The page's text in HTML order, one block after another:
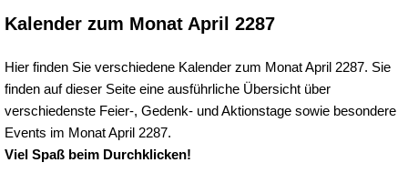
Kalender zum Monat April 2287
Hier finden Sie verschiedene Kalender zum Monat April 2287. Sie
finden auf dieser Seite eine ausführliche Übersicht über
verschiedenste Feier-, Gedenk- und Aktionstage sowie besondere
Events im Monat April 2287.
Viel Spaß beim Durchklicken!